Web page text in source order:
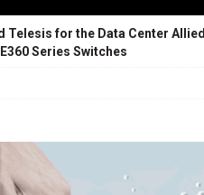
Telesis for the Data Center Allied
Series Switches